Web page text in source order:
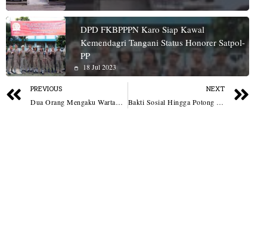
DPD FKBPPPN Karo Siap Kawal
Kemendagri Tangani Status Honorer Satpol-
PP
18 Jul 2023
PREVIOUS
Dua Orang Mengaku Wartawan Diduga Jadi Provokator Penggerebekan di Cafe Kita (Jannah) Patumbak
NEXT
Bakti Sosial Hingga Potong Tumpeng Meriahkan Syukuran Hari Bhayangkara Ke-80 Polres Batu Bara